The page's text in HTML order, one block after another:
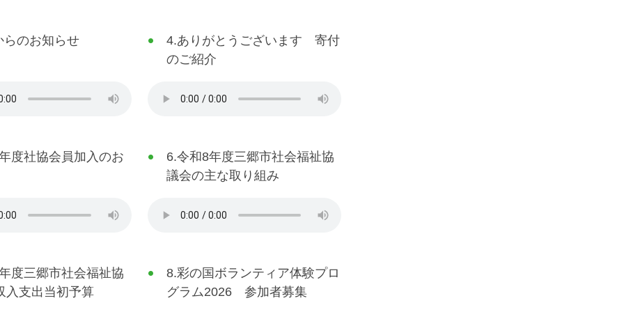
らのお知らせ
4.ありがとうございます 寄付
のご紹介
度社協会員加入のお
6.令和8年度三郷市社会福祉協
議会の主な取り組み
度三郷市社会福祉協
支出当初予算
8.彩の国ボランティア体験プロ
グラム2026 参加者募集